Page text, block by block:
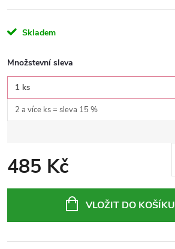
Skladem
Množstevní sleva
1 ks
2 a více ks = sleva 15 %
485 Kč
VLOŽIT DO KOŠÍKU